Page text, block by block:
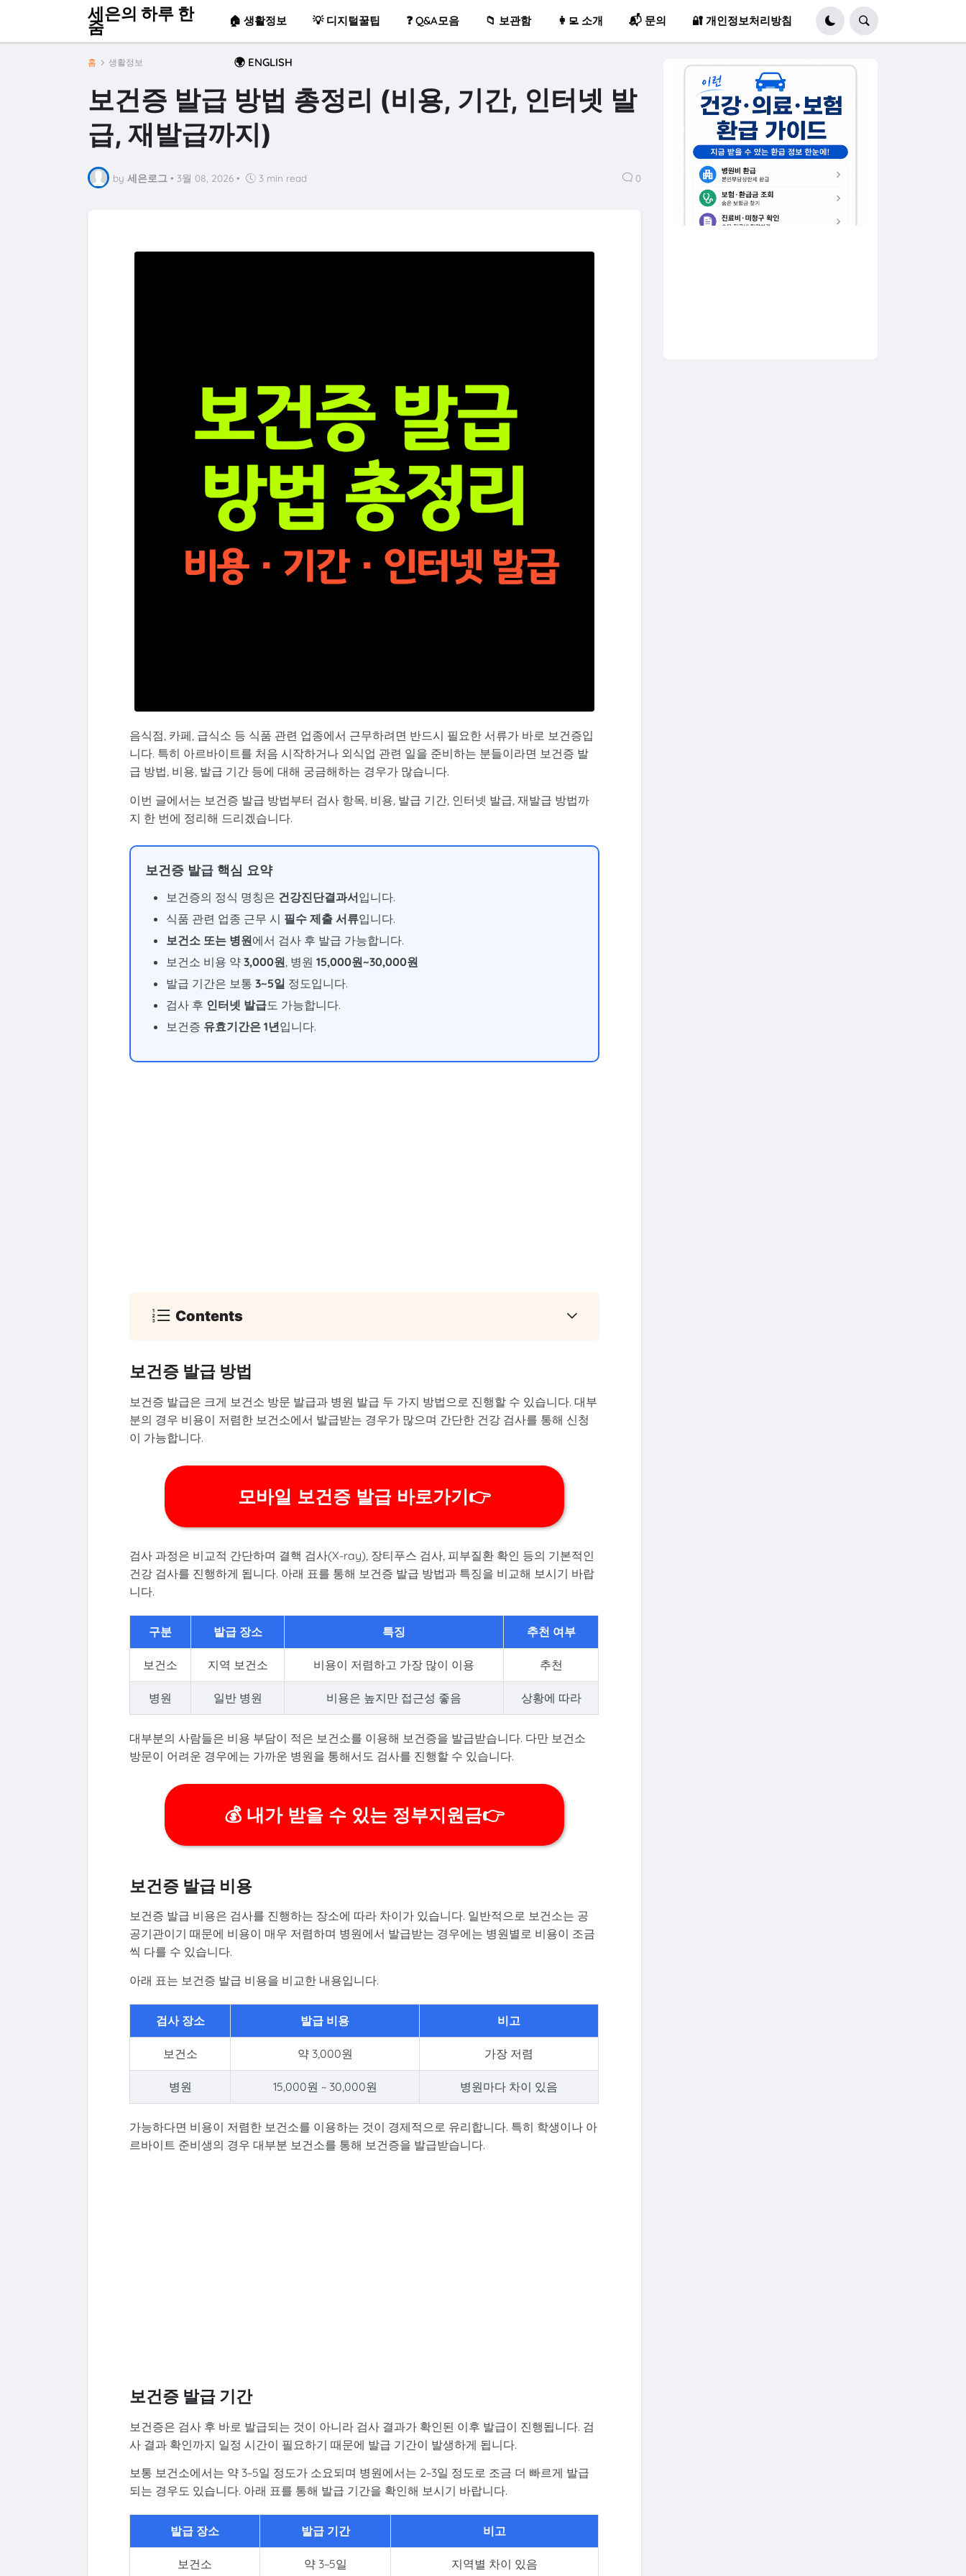
세은의 하루 한
줌 🏠 생활정보 💡 디지털꿀팁 ❓ Q&A모음 📁 보관함 👩‍💻 소개 📬 문의 🔐 개인정보처리방침
🌍 ENGLISH
홈 생활정보
보건증 발급 방법 총정리 (비용, 기간, 인터넷 발
급, 재발급까지)
by 세은로그 • 3월 08, 2026 • 3 min read 0
음식점, 카페, 급식소 등 식품 관련 업종에서 근무하려면 반드시 필요한 서류가 바로 보건증입
니다. 특히 아르바이트를 처음 시작하거나 외식업 관련 일을 준비하는 분들이라면 보건증 발
급 방법, 비용, 발급 기간 등에 대해 궁금해하는 경우가 많습니다.
이번 글에서는 보건증 발급 방법부터 검사 항목, 비용, 발급 기간, 인터넷 발급, 재발급 방법까
지 한 번에 정리해 드리겠습니다.
보건증 발급 핵심 요약
보건증의 정식 명칭은 건강진단결과서입니다.
식품 관련 업종 근무 시 필수 제출 서류입니다.
보건소 또는 병원에서 검사 후 발급 가능합니다.
보건소 비용 약3,000원 , 병원15,000원~30,000원
발급 기간은 보통3~5일 정도입니다.
검사 후 인터넷 발급도 가능합니다.
보건증 유효기간은 1년입니다.
Contents
보건증 발급 방법
보건증 발급은 크게 보건소 방문 발급과 병원 발급 두 가지 방법으로 진행할 수 있습니다. 대부
분의 경우 비용이 저렴한 보건소에서 발급받는 경우가 많으며 간단한 건강 검사를 통해 신청
이 가능합니다.
모바일 보건증 발급 바로가기👉
검사 과정은 비교적 간단하며 결핵 검사(X-ray), 장티푸스 검사, 피부질환 확인 등의 기본적인
건강 검사를 진행하게 됩니다. 아래 표를 통해 보건증 발급 방법과 특징을 비교해 보시기 바랍
니다.
구분 발급 장소 특징 추천 여부
보건소 지역 보건소 비용이 저렴하고 가장 많이 이용 추천
병원 일반 병원 비용은 높지만 접근성 좋음 상황에 따라
대부분의 사람들은 비용 부담이 적은 보건소를 이용해 보건증을 발급받습니다. 다만 보건소
방문이 어려운 경우에는 가까운 병원을 통해서도 검사를 진행할 수 있습니다.
💰 내가 받을 수 있는 정부지원금👉
보건증 발급 비용
보건증 발급 비용은 검사를 진행하는 장소에 따라 차이가 있습니다. 일반적으로 보건소는 공
공기관이기 때문에 비용이 매우 저렴하며 병원에서 발급받는 경우에는 병원별로 비용이 조금
씩 다를 수 있습니다.
아래 표는 보건증 발급 비용을 비교한 내용입니다.
검사 장소 발급 비용 비고
보건소 약 3,000원 가장 저렴
병원 15,000원 ~ 30,000원 병원마다 차이 있음
가능하다면 비용이 저렴한 보건소를 이용하는 것이 경제적으로 유리합니다. 특히 학생이나 아
르바이트 준비생의 경우 대부분 보건소를 통해 보건증을 발급받습니다.
보건증 발급 기간
보건증은 검사 후 바로 발급되는 것이 아니라 검사 결과가 확인된 이후 발급이 진행됩니다. 검
사 결과 확인까지 일정 시간이 필요하기 때문에 발급 기간이 발생하게 됩니다.
보통 보건소에서는 약 3~5일 정도가 소요되며 병원에서는 2~3일 정도로 조금 더 빠르게 발급
되는 경우도 있습니다. 아래 표를 통해 발급 기간을 확인해 보시기 바랍니다.
발급 장소 발급 기간 비고
보건소 약 3~5일 지역별 차이 있음